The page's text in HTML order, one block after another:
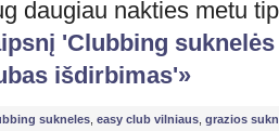
daugiau nakties metu
'Clubbing
išdirbimas'»
sukneles easy club vilniaus grazios